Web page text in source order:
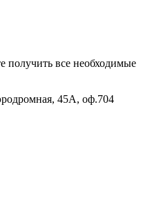
все необходимые
45А, оф.704